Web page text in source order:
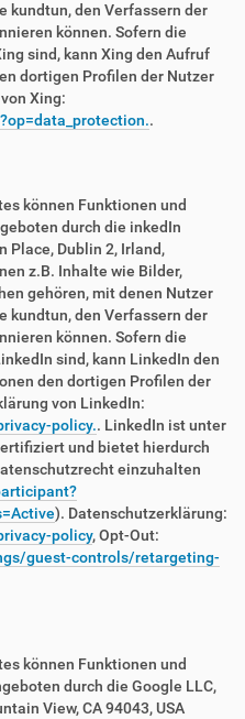
kundtun, den Verfassern der
können. Sofern die
sind, kann Xing den Aufruf
dortigen Profilen der Nutzer
Xing:
.
können Funktionen und
durch die inkedIn
Place, Dublin 2, Irland,
z.B. Inhalte wie Bilder,
gehören, mit denen Nutzer
kundtun, den Verfassern der
können. Sofern die
sind, kann LinkedIn den
den dortigen Profilen der
von LinkedIn:
policy.. LinkedIn ist unter
und bietet hierdurch
einzuhalten
). Datenschutzerklärung:
policy, Opt-Out:
guest-controls/retargeting-
können Funktionen und
durch die Google LLC,
View, CA 94043, USA